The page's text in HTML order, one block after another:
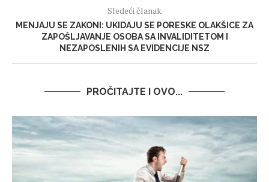
Sledeći članak
MENJAJU SE ZAKONI: UKIDAJU SE PORESKE OLAKŠICE ZA
ZAPOŠLJAVANJE OSOBA SA INVALIDITETOM I
NEZAPOSLENIH SA EVIDENCIJE NSZ
PROČITAJTE I OVO...